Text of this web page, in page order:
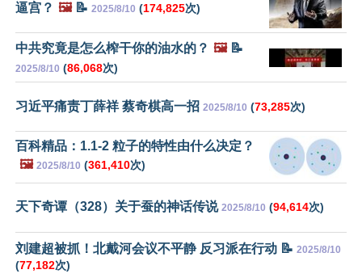
逼宫？ 🖼️📝 2025/8/10 (174,825次)
中共究竟是怎么榨干你的油水的？ 🖼️📝
2025/8/10 (86,068次)
习近平痛责丁薛祥 蔡奇棋高一招 2025/8/10 (73,285次)
百科精品：1.1-2 粒子的特性由什么决定？
🖼️ 2025/8/10 (361,410次)
天下奇谭（328）关于蚕的神话传说 2025/8/10 (94,614次)
刘建超被抓！北戴河会议不平静 反习派在行动 📝 2025/8/10
(77,182次)